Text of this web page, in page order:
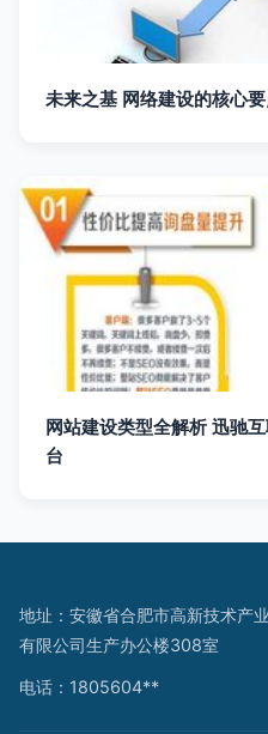
未来之基 网络建设的核心
网站建设类型全解析 迅驰
台
地址：安徽省合肥市高新技术产
有限公司生产办公楼308室
电话：1805604**